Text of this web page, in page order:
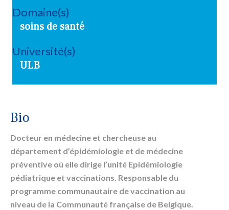
Bio
Docteur en médecine et chercheuse au
département d’épidémiologie et de médecine
préventive où elle dirige l’unité Epidémiologie
pédiatrique et vaccinations. Responsable du
programme communautaire de vaccination au
niveau de la Communauté française de Belgique.
Domaine(s)
soins de santé
Université(s)
ULB